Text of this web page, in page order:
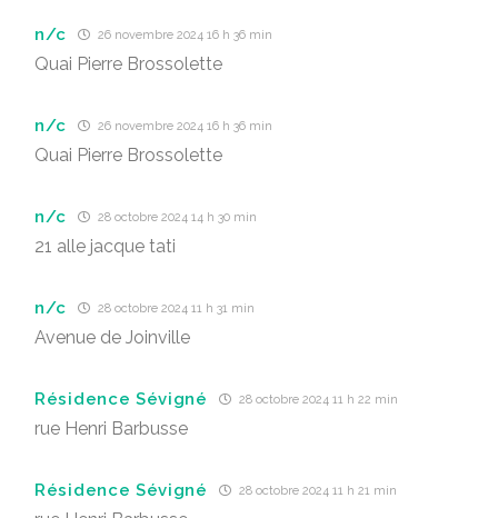
n/c 26 novembre 2024 16 h 36 min
Quai Pierre Brossolette
n/c 26 novembre 2024 16 h 36 min
Quai Pierre Brossolette
n/c 28 octobre 2024 14 h 30 min
21 alle jacque tati
n/c 28 octobre 2024 11 h 31 min
Avenue de Joinville
Résidence Sévigné 28 octobre 2024 11 h 22 min
rue Henri Barbusse
Résidence Sévigné 28 octobre 2024 11 h 21 min